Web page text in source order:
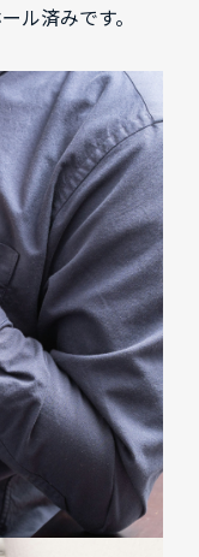
ル済みです。